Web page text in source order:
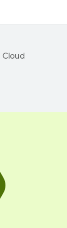
Cloud